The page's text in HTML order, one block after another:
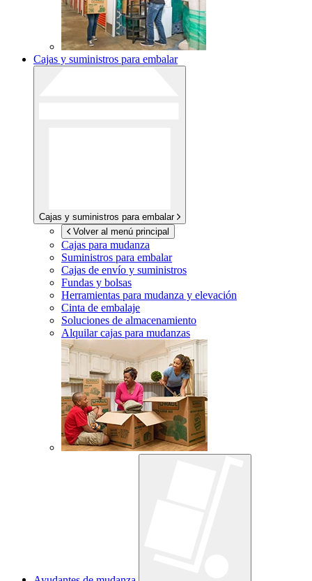
Cajas y suministros para embalar
Cajas y suministros para embalar
Volver al menú principal
Cajas para mudanza
Suministros para embalar
Cajas de envío y suministros
Fundas y bolsas
Herramientas para mudanza y elevación
Cinta de embalaje
Soluciones de almacenamiento
Alquilar cajas para mudanzas